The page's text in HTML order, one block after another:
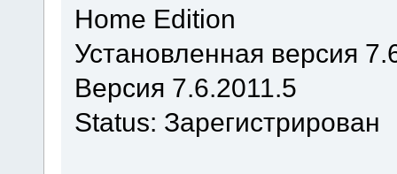
Home Edition
Установленная версия
Версия 7.6.2011.5
Status: Зарегистрирован